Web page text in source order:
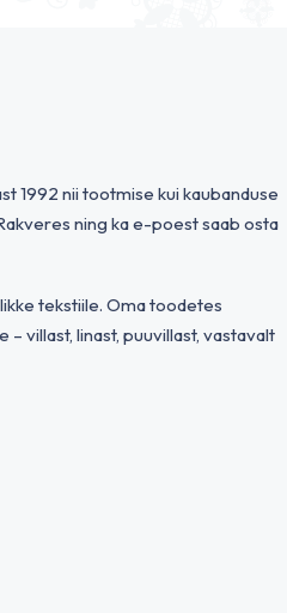
1992 nii tootmise kui kaubanduse
ning ka e-poest saab osta
tekstiile. Oma toodetes
villast, linast, puuvillast, vastavalt